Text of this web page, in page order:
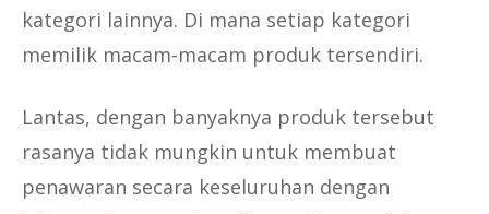
kategori lainnya. Di mana setiap kategori
memilik macam-macam produk tersendiri.
Lantas, dengan banyaknya produk tersebut
rasanya tidak mungkin untuk membuat
penawaran secara keseluruhan dengan